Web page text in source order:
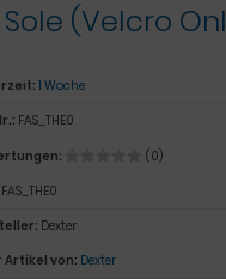
(Velcro
1 Woche
FAS_THE0
(0)
FAS_THE0
Dexter
Artikel von: Dexter